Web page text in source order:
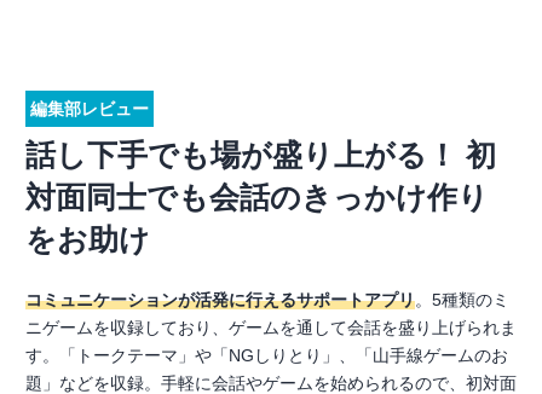
編集部レビュー
話し下手でも場が盛り上がる！ 初
対面同士でも会話のきっかけ作り
をお助け
コミュニケーションが活発に行えるサポートアプリ。5種類のミ
ニゲームを収録しており、ゲームを通して会話を盛り上げられま
す。「トークテーマ」や「NGしりとり」、「山手線ゲームのお
題」などを収録。手軽に会話やゲームを始められるので、初対面